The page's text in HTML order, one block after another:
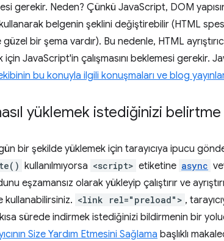
gerekir. Neden? Çünkü JavaScript, DOM
belgenin şeklini değiştirebilir (HTML
bir şema vardır). Bu nedenle, HTML
için JavaScript'in çalışmasını beklemesi gerekir.
bu konuyla ilgili konuşmaları ve blog
yüklemek istediğinizi belirtme
bir şekilde yüklemek için tarayıcıya ipucu
kullanılmıyorsa <script> etiketine async
eşzamansız olarak yükleyip çalıştırır ve
kullanabilirsiniz. <link rel="preload"> ,
sürede indirmek istediğinizi bildirmenin bir
Size Yardım Etmesini Sağlama başlıklı